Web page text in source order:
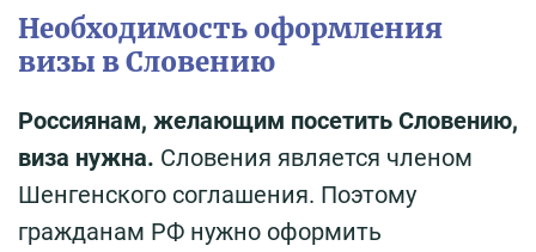
Необходимость оформления
визы в Словению
Россиянам, желающим посетить Словению,
виза нужна. Словения является членом
Шенгенского соглашения. Поэтому
гражданам РФ нужно оформить